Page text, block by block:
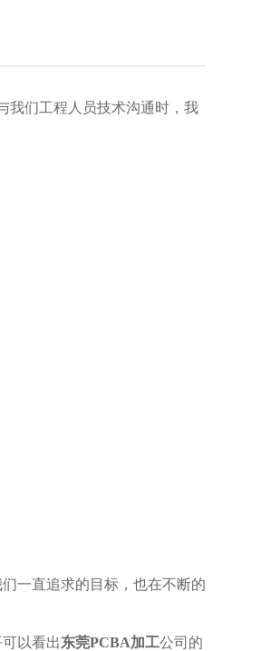
我们工程人员技术沟通时，我
一直追求的目标，也在不断的
以看出东莞PCBA加工公司的